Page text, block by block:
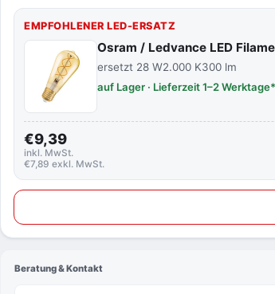
EMPFOHLENER LED-ERSATZ
Osram / Ledvance LED
ersetzt 28 W2.000 K300 lm
auf Lager · Lieferzeit 1–2 Werktage*
€9,39
inkl. MwSt.
€7,89 exkl. MwSt.
Beratung & Kontakt